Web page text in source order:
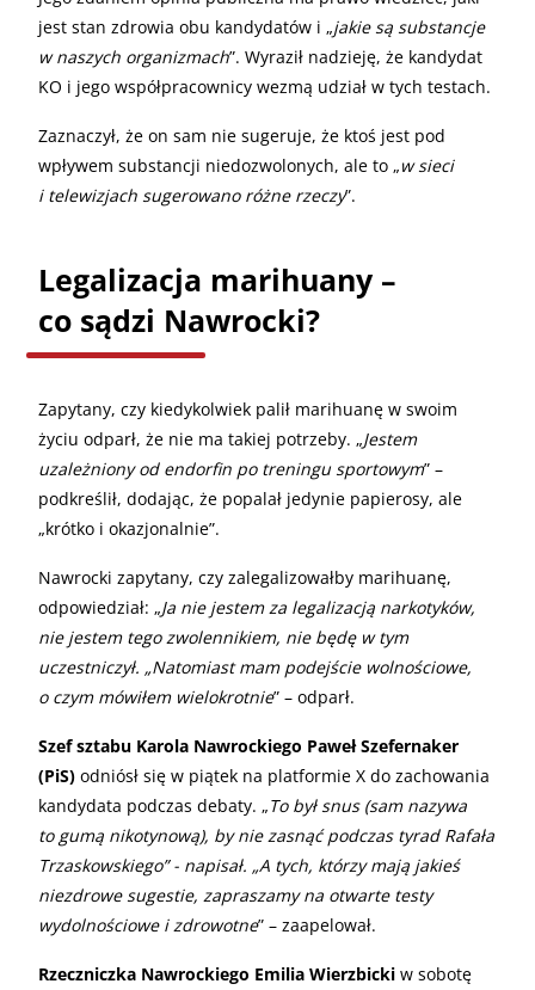
jest stan zdrowia obu kandydatów i „jakie są substancje
w naszych organizmach”. Wyraził nadzieję, że kandydat
KO i jego współpracownicy wezmą udział w tych testach.
Zaznaczył, że on sam nie sugeruje, że ktoś jest pod
wpływem substancji niedozwolonych, ale to „w sieci
i telewizjach sugerowano różne rzeczy”.
Legalizacja marihuany –
co sądzi Nawrocki?
Zapytany, czy kiedykolwiek palił marihuanę w swoim
życiu odparł, że nie ma takiej potrzeby. „Jestem
uzależniony od endorfin po treningu sportowym” –
podkreślił, dodając, że popalał jedynie papierosy, ale
„krótko i okazjonalnie”.
Nawrocki zapytany, czy zalegalizowałby marihuanę,
odpowiedział: „Ja nie jestem za legalizacją narkotyków,
nie jestem tego zwolennikiem, nie będę w tym
uczestniczył. „Natomiast mam podejście wolnościowe,
o czym mówiłem wielokrotnie” – odparł.
Szef sztabu Karola Nawrockiego Paweł Szefernaker
(PiS) odniósł się w piątek na platformie X do zachowania
kandydata podczas debaty. „To był snus (sam nazywa
to gumą nikotynową), by nie zasnąć podczas tyrad Rafała
Trzaskowskiego” - napisał. „A tych, którzy mają jakieś
niezdrowe sugestie, zapraszamy na otwarte testy
wydolnościowe i zdrowotne” – zaapelował.
Rzeczniczka Nawrockiego Emilia Wierzbicki w sobotę